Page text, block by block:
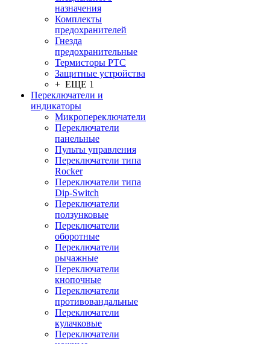
назначения
Комплекты
предохранителей
Гнезда
предохранительные
Термисторы PTC
Защитные устройства
+ ЕЩЕ 1
Переключатели и
индикаторы
Микропереключатели
Переключатели
панельные
Пульты управления
Переключатели типа
Rocker
Переключатели типа
Dip-Switch
Переключатели
ползунковые
Переключатели
оборотные
Переключатели
рычажные
Переключатели
кнопочные
Переключатели
противовандальные
Переключатели
кулачковые
Переключатели